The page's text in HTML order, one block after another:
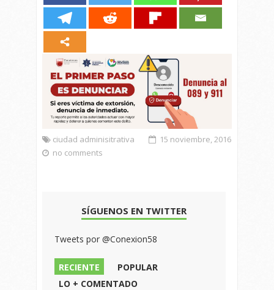
ciudad adminisitrativa
15 noviembre, 2016
no comments
SÍGUENOS EN TWITTER
Tweets por @Conexion58
RECIENTE
POPULAR
LO + COMENTADO